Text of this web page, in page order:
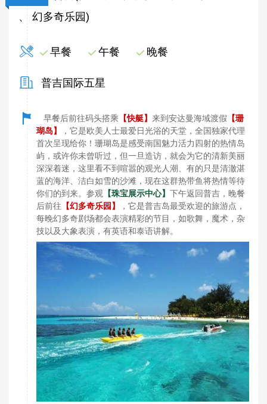
、 幻多奇乐园)
早餐 午餐 晚餐
普吉国际五星
早餐后前往码头搭乘 【快艇】 来到安达曼海域渡假 【珊
瑚岛】
，它是欧美人士最爱日光浴的天堂，全国独家代理
首次呈现给你！珊瑚岛是感受南国魅力活力四射的热情岛
屿，或许你未曾听过，但一旦造访，就会为它的清新美丽
深深着迷，这里看不到喧嚣的观光人潮、有的只是清澈湛
蓝的海洋、洁白如雪的沙滩，现在这群热带鱼将热情等待
你们的到来。参观 【珠宝展示中心】 下午返回普吉，晚餐
后前往 【幻多奇乐园】
，它是普吉岛最受欢迎的旅游点，
每晚幻多奇剧场都会表演精彩的节目，如歌舞，魔术，杂
技以及大象表演，有英语和泰语讲解。